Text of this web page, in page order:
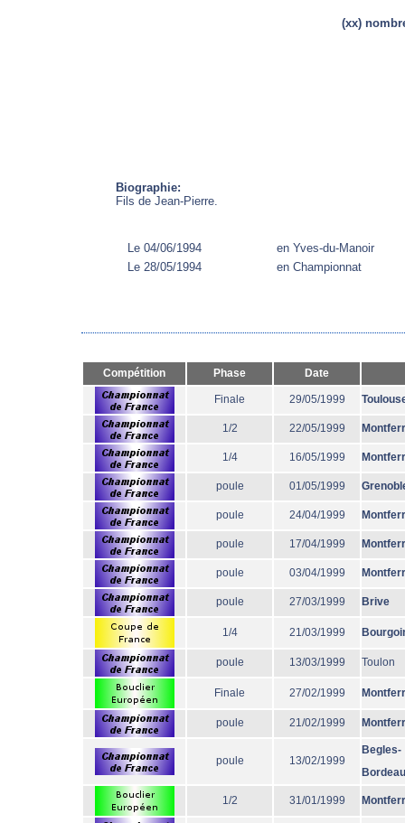
(xx)
Biographie:
Fils de Jean-Pierre.
Le 04/06/1994
en Yves-du-Manoir
Le 28/05/1994
en Championnat
Compétition Phase Date
Finale 29/05/1999
1/2 22/05/1999
1/4 16/05/1999
poule 01/05/1999
poule 24/04/1999
poule 17/04/1999
poule 03/04/1999
poule 27/03/1999 Brive
1/4 21/03/1999
poule 13/03/1999 Toulon
Finale 27/02/1999
poule 21/02/1999
poule 13/02/1999
Begles-
1/2 31/01/1999